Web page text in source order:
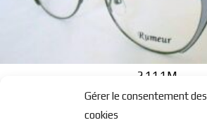
Gérer le consentement des
cookies
2111M